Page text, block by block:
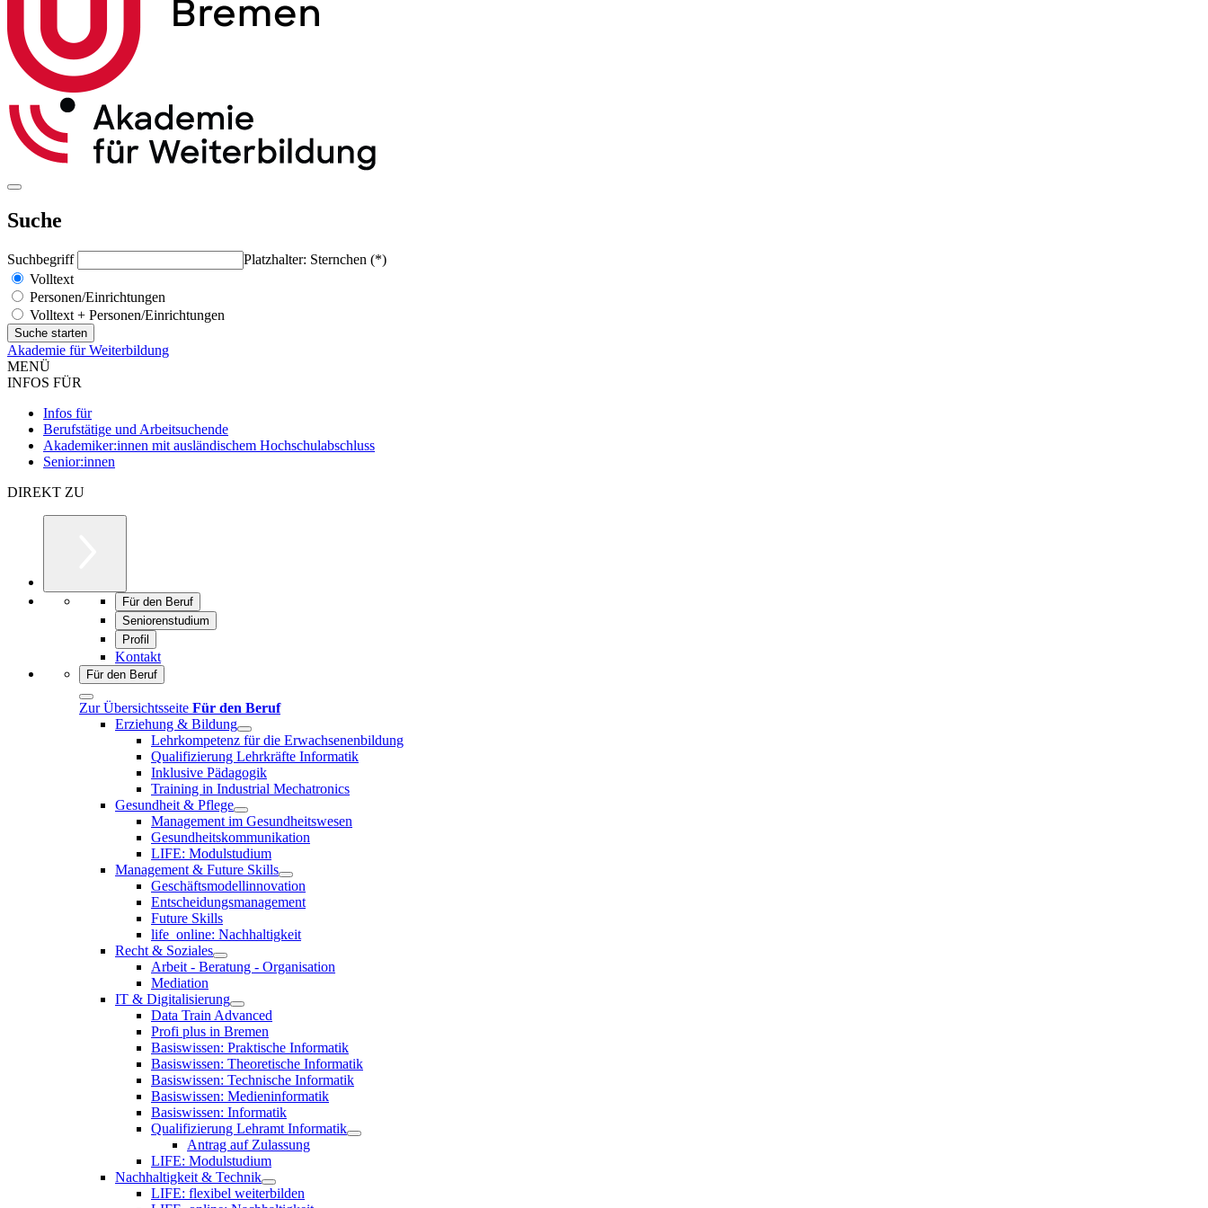
Suche
Suchbegriff
Platzhalter: Sternchen (*)
Volltext
Personen/Einrichtungen
Volltext + Personen/Einrichtungen
Akademie für Weiterbildung
MENÜ
INFOS FÜR
Infos für
Berufstätige und Arbeitsuchende
Akademiker:innen mit ausländischem Hochschulabschluss
Senior:innen
DIREKT ZU
Für den Beruf
Seniorenstudium
Profil
Kontakt
Für den Beruf
Zur Übersichtsseite Für den Beruf
Erziehung & Bildung
Lehrkompetenz für die Erwachsenenbildung
Qualifizierung Lehrkräfte Informatik
Inklusive Pädagogik
Training in Industrial Mechatronics
Gesundheit & Pflege
Management im Gesundheitswesen
Gesundheitskommunikation
LIFE: Modulstudium
Management & Future Skills
Geschäftsmodellinnovation
Entscheidungsmanagement
Future Skills
life_online: Nachhaltigkeit
Recht & Soziales
Arbeit - Beratung - Organisation
Mediation
IT & Digitalisierung
Data Train Advanced
Profi plus in Bremen
Basiswissen: Praktische Informatik
Basiswissen: Theoretische Informatik
Basiswissen: Technische Informatik
Basiswissen: Medieninformatik
Basiswissen: Informatik
Qualifizierung Lehramt Informatik
Antrag auf Zulassung
LIFE: Modulstudium
Nachhaltigkeit & Technik
LIFE: flexibel weiterbilden